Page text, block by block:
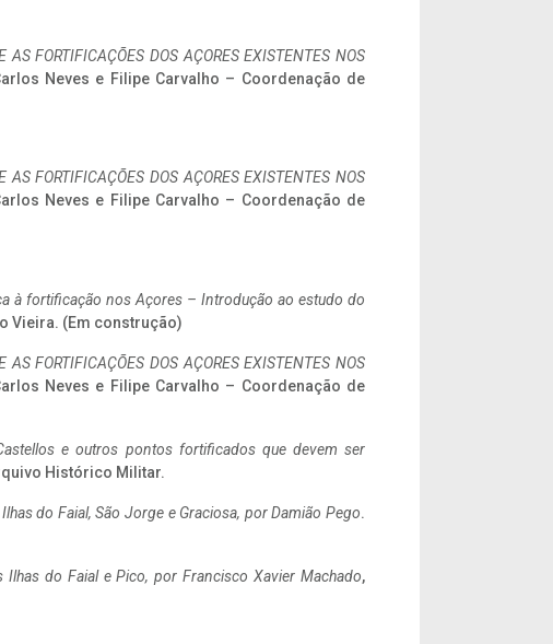
AS FORTIFICAÇÕES DOS AÇORES EXISTENTES NOS
Neves e Filipe Carvalho – Coordenação de
AS FORTIFICAÇÕES DOS AÇORES EXISTENTES NOS
Neves e Filipe Carvalho – Coordenação de
à fortificação nos Açores – Introdução ao estudo do
Vieira. (Em construção)
AS FORTIFICAÇÕES DOS AÇORES EXISTENTES NOS
Neves e Filipe Carvalho – Coordenação de
e outros pontos fortificados que devem ser
Histórico Militar.
do Faial, São Jorge e Graciosa, por Damião Pego.
Ilhas do Faial e Pico, por Francisco Xavier Machado,